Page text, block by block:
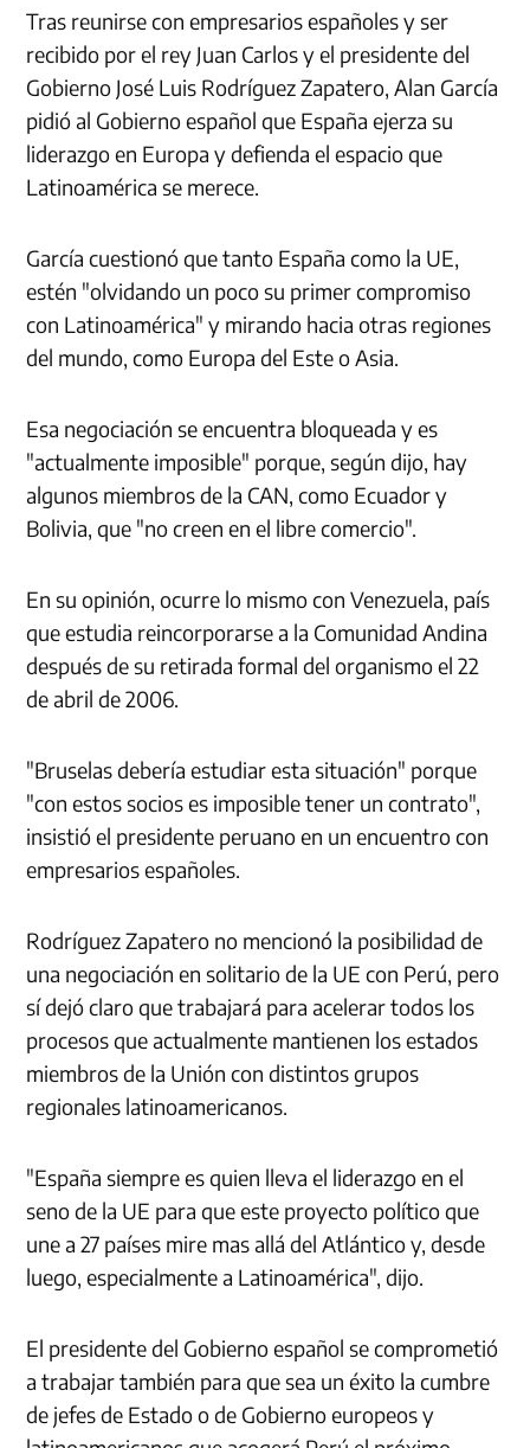
Tras reunirse con empresarios españoles y ser
recibido por el rey Juan Carlos y el presidente del
Gobierno José Luis Rodríguez Zapatero, Alan García
pidió al Gobierno español que España ejerza su
liderazgo en Europa y defienda el espacio que
Latinoamérica se merece.
García cuestionó que tanto España como la UE,
estén "olvidando un poco su primer compromiso
con Latinoamérica" y mirando hacia otras regiones
del mundo, como Europa del Este o Asia.
Esa negociación se encuentra bloqueada y es
"actualmente imposible" porque, según dijo, hay
algunos miembros de la CAN, como Ecuador y
Bolivia, que "no creen en el libre comercio".
En su opinión, ocurre lo mismo con Venezuela, país
que estudia reincorporarse a la Comunidad Andina
después de su retirada formal del organismo el 22
de abril de 2006.
"Bruselas debería estudiar esta situación" porque
"con estos socios es imposible tener un contrato",
insistió el presidente peruano en un encuentro con
empresarios españoles.
Rodríguez Zapatero no mencionó la posibilidad de
una negociación en solitario de la UE con Perú, pero
sí dejó claro que trabajará para acelerar todos los
procesos que actualmente mantienen los estados
miembros de la Unión con distintos grupos
regionales latinoamericanos.
"España siempre es quien lleva el liderazgo en el
seno de la UE para que este proyecto político que
une a 27 países mire mas allá del Atlántico y, desde
luego, especialmente a Latinoamérica", dijo.
El presidente del Gobierno español se comprometió
a trabajar también para que sea un éxito la cumbre
de jefes de Estado o de Gobierno europeos y